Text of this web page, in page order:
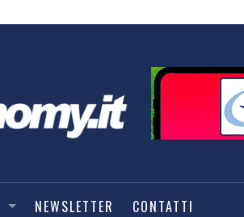
NEWSLETTER CONTATTI